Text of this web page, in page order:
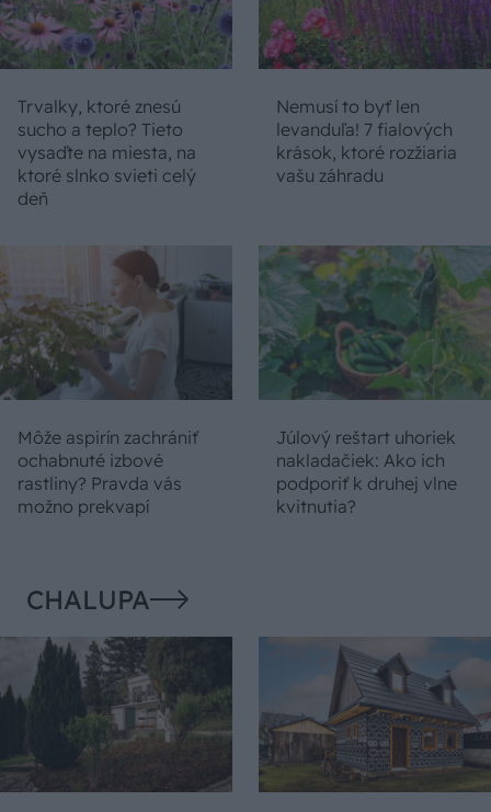
Trvalky, ktoré znesú
sucho a teplo? Tieto
vysaďte na miesta, na
ktoré slnko svieti celý
deň
Nemusí to byť len
levanduľa! 7 fialových
krások, ktoré rozžiaria
vašu záhradu
Môže aspirín zachrániť
ochabnuté izbové
rastliny? Pravda vás
možno prekvapí
Júlový reštart uhoriek
nakladačiek: Ako ich
podporiť k druhej vlne
kvitnutia?
CHALUPA